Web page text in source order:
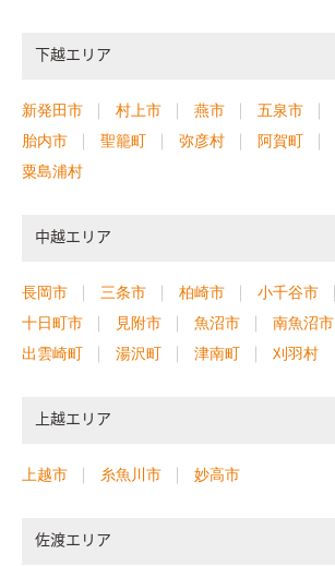
下越エリア
新発田市 村上市 燕市 五泉市
胎内市
聖籠町 弥彦村 阿賀町
粟島浦村
中越エリア
長岡市 三条市 柏崎市 小千谷市
十日町市
見附市 魚沼市 南魚沼市
出雲崎町
湯沢町 津南町 刈羽村
上越エリア
上越市 糸魚川市 妙高市
佐渡エリア